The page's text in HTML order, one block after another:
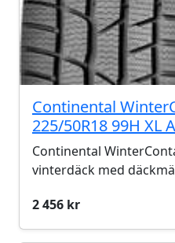
Continental
225/50R18 99H XL
Continental
vinterdäck med
2 456 kr